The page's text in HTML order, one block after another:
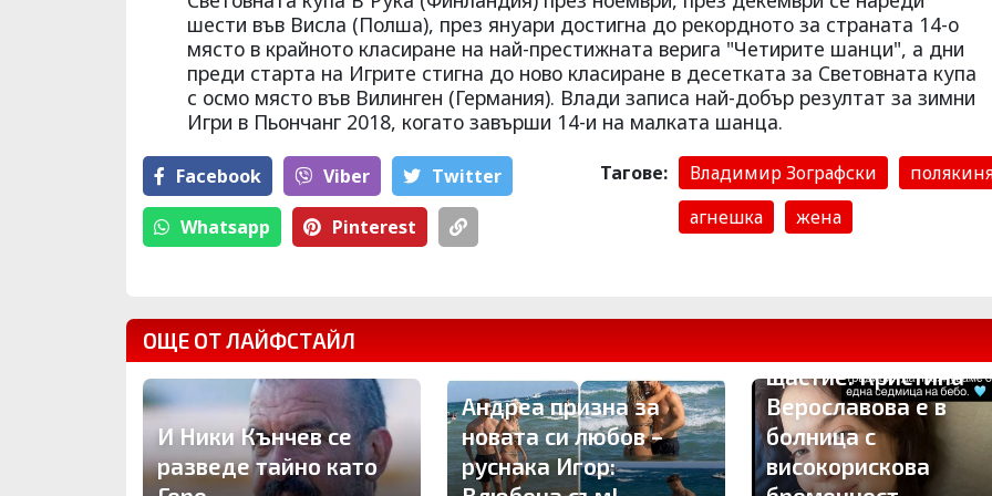
шести във Висла (Полша), през януари достигна до рекордното за страната 14-о
място в крайното класиране на най-престижната верига "Четирите шанци", а дни
преди старта на Игрите стигна до ново класиране в десетката за Световната купа
с осмо място във Вилинген (Германия). Влади записа най-добър резултат за зимни
Игри в Пьончанг 2018, когато завърши 14-и на малката шанца.
Facebook Viber Тwitter
Whatsapp Pinterest
Тагове: Владимир Зографски
агнешка
жена
ОЩЕ ОТ ЛАЙФСТАЙЛ
И Ники Кънчев се
разведе тайно като
Андреа призна за
новата си любов –
руснака Игор:
щастие: Кристина
Верославова е в
болница с
високорискова
Брутално отмъщение!